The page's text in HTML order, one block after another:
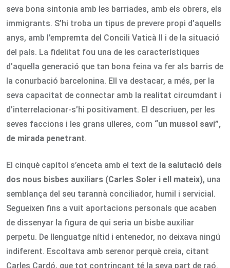
seva bona sintonia amb les barriades, amb els obrers, els
immigrants. S’hi troba un tipus de prevere propi d’aquells
anys, amb l’empremta del Concili Vaticà II i de la situació
del país. La fidelitat fou una de les característiques
d’aquella generació que tan bona feina va fer als barris de
la conurbació barcelonina. Ell va destacar, a més, per la
seva capacitat de connectar amb la realitat circumdant i
d’interrelacionar-s’hi positivament. El descriuen, per les
seves faccions i les grans ulleres, com “un mussol savi”,
de mirada penetrant.
El cinquè capítol s’enceta amb el text de la salutació dels
dos nous bisbes auxiliars (Carles Soler i ell mateix), una
semblança del seu tarannà conciliador, humil i servicial.
Segueixen fins a vuit aportacions personals que acaben
de dissenyar la figura de qui seria un bisbe auxiliar
perpetu. De llenguatge nítid i entenedor, no deixava ningú
indiferent. Escoltava amb serenor perquè creia, citant
Carles Cardó, que tot contrincant té la seva part de raó.